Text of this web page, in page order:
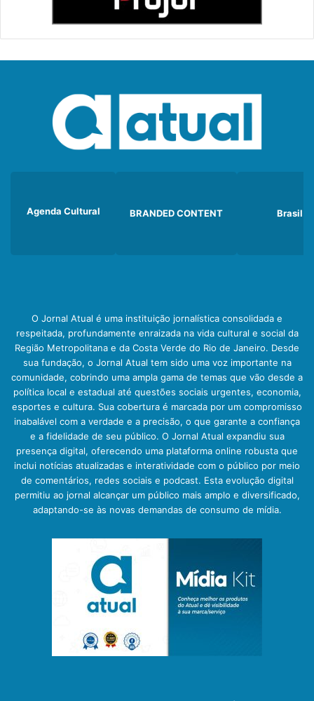
Agenda Cultural BRANDED CONTENT Brasil
O Jornal Atual é uma instituição jornalística consolidada e
respeitada, profundamente enraizada na vida cultural e social da
Região Metropolitana e da Costa Verde do Rio de Janeiro. Desde
sua fundação, o Jornal Atual tem sido uma voz importante na
comunidade, cobrindo uma ampla gama de temas que vão desde a
política local e estadual até questões sociais urgentes, economia,
esportes e cultura. Sua cobertura é marcada por um compromisso
inabalável com a verdade e a precisão, o que garante a confiança
e a fidelidade de seu público. O Jornal Atual expandiu sua
presença digital, oferecendo uma plataforma online robusta que
inclui notícias atualizadas e interatividade com o público por meio
de comentários, redes sociais e podcast. Esta evolução digital
permitiu ao jornal alcançar um público mais amplo e diversificado,
adaptando-se às novas demandas de consumo de mídia.